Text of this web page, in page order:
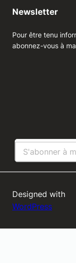
Newsletter
Pour être tenu
abonnez-vous à
Designed with
WordPress